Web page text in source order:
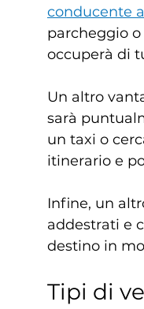
conducente
parcheggio
occuperà di
Un altro
sarà
un taxi o
itinerario e
Infine, un
addestrati e
destino in
Tipi di